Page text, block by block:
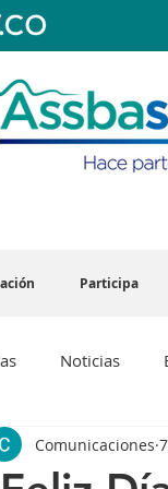
Participa
Noticias
Comunicaciones